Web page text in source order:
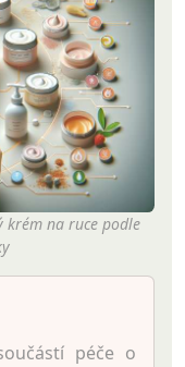
krém na ruce podle
péče o